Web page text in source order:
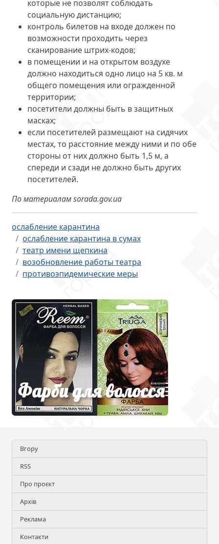
которые не позволят соблюдать
социальную дистанцию;
контроль билетов на входе должен по
возможности проходить через
сканирование штрих-кодов;
в помещении и на открытом воздухе
должно находиться одно лицо на 5 кв. м
общего помещения или огражденной
территории;
посетители должны быть в защитных
масках;
если посетителей размещают на сидячих
местах, то расстояние между ними и по обе
стороны от них должно быть 1,5 м, а
спереди и сзади не должно быть других
посетителей.
По материалам sorada.gov.ua
ослабление карантина
ослабление карантина в сумах
театр имени щепкина
возобновление работы театра
противоэпидемические меры
Вгору
RSS
Про проєкт
Архів
Реклама
Контакти